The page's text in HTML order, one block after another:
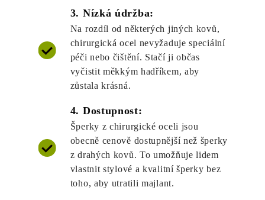
3. Nízká údržba:
Na rozdíl od některých jiných kovů,
chirurgická ocel nevyžaduje speciální
péči nebo čištění. Stačí ji občas
vyčistit měkkým hadříkem, aby
zůstala krásná.
4. Dostupnost:
Šperky z chirurgické oceli jsou
obecně cenově dostupnější než šperky
z drahých kovů. To umožňuje lidem
vlastnit stylové a kvalitní šperky bez
toho, aby utratili majlant.